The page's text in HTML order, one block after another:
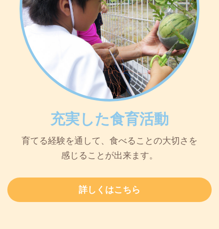
充実した食育活動
育てる経験を通して、食べることの大切さを
感じることが出来ます。
詳しくはこちら